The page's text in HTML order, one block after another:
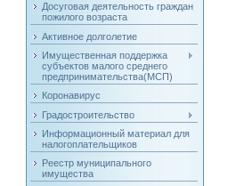
Досуговая деятельность граждан
пожилого возраста
Активное долголетие
Имущественная поддержка
субъектов малого среднего
предпринимательства(МСП)
Коронавирус
Градостроительство
Информационный материал для
налогоплательщиков
Реестр муниципального
имущества